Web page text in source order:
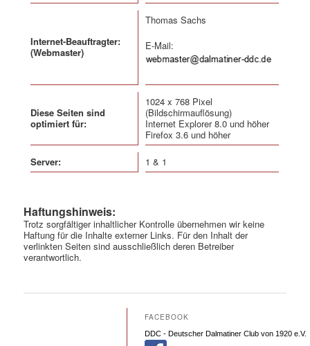
Internet-Beauftragter:
(Webmaster)
Thomas Sachs
E-Mail:
Diese Seiten sind
optimiert für:
1024 x 768 Pixel
(Bildschirmauflösung)
Internet Explorer 8.0 und höher
Firefox 3.6 und höher
Server: 1 & 1
Haftungshinweis:
Trotz sorgfältiger inhaltlicher Kontrolle übernehmen wir keine
Haftung für die Inhalte externer Links. Für den Inhalt der
verlinkten Seiten sind ausschließlich deren Betreiber
verantwortlich.
FACEBOOK
DDC - Deutscher Dalmatiner Club von 1920 e.V.